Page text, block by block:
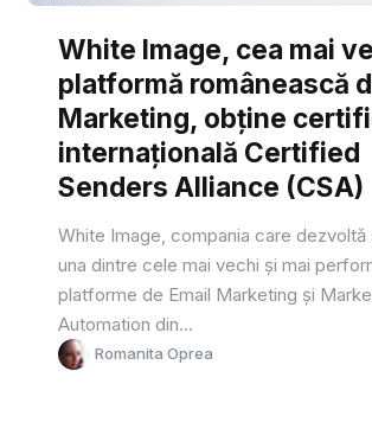
White Image, cea mai
platformă românească
Marketing, obține
internațională Certified
Senders Alliance (CSA)
White Image, compania care dezvoltă
una dintre cele mai vechi și mai
platforme de Email Marketing și
Automation din...
Romanita Oprea